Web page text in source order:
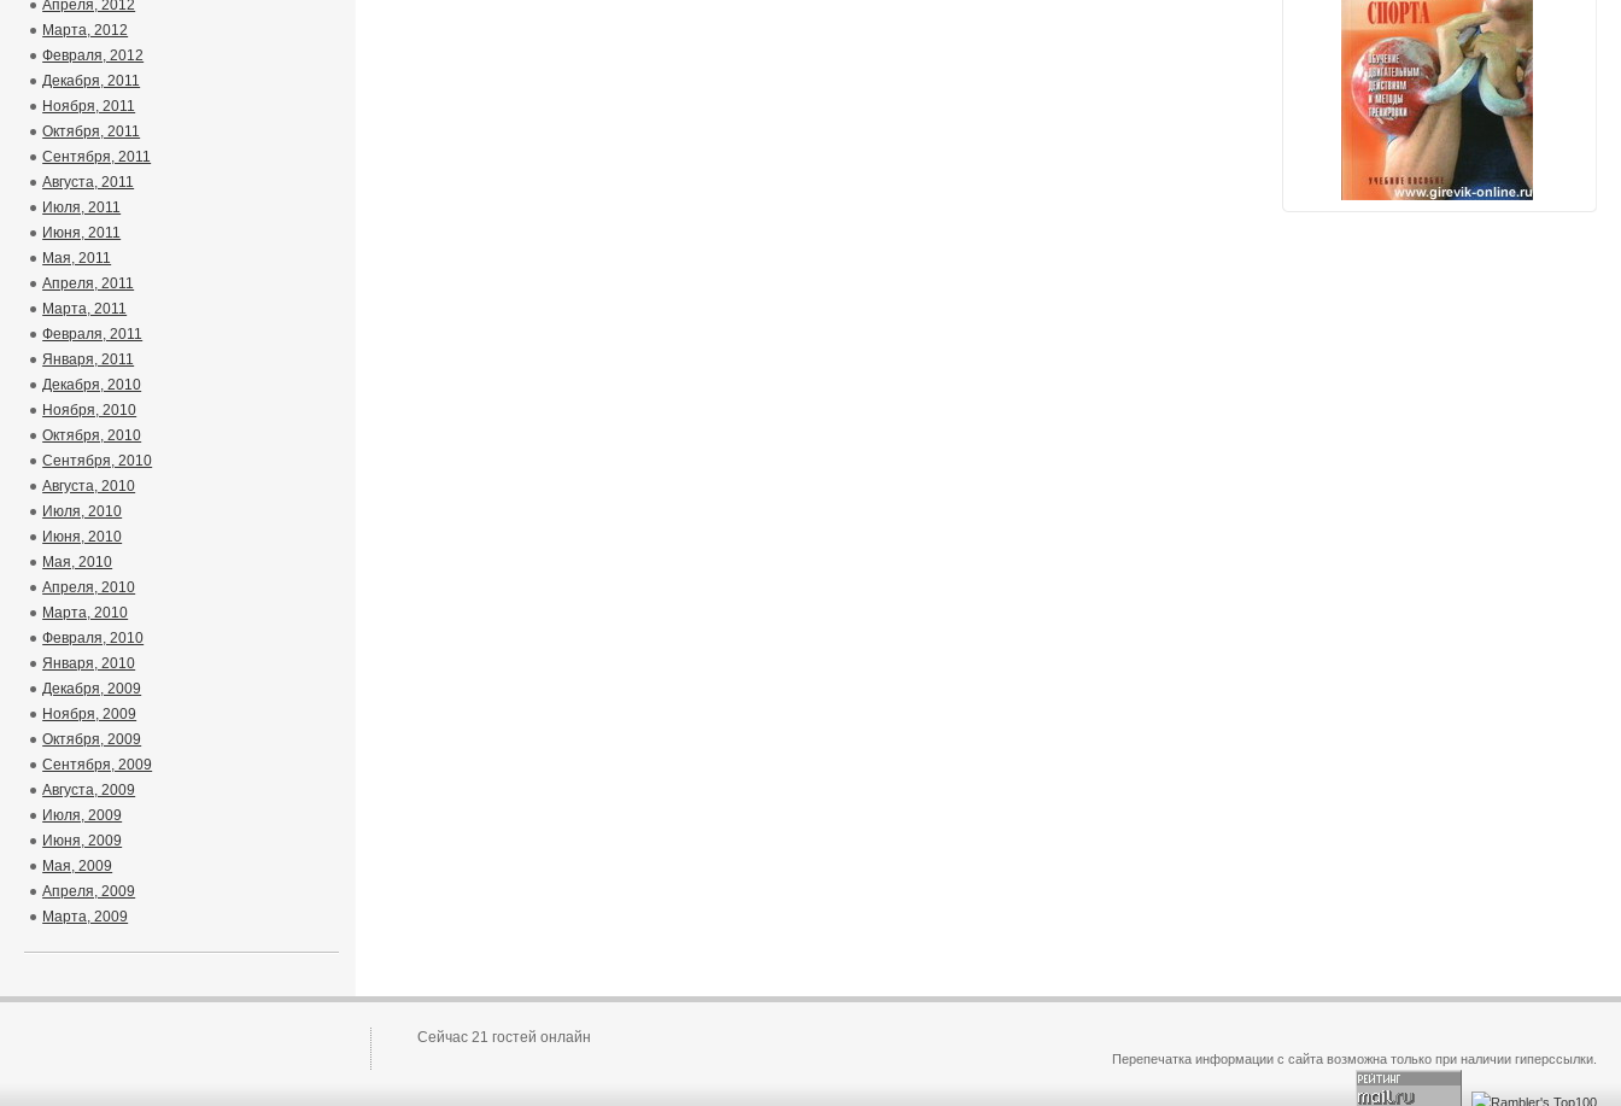
Апреля, 2012
Марта, 2012
Февраля, 2012
Декабря, 2011
Ноября, 2011
Октября, 2011
Сентября, 2011
Августа, 2011
Июля, 2011
Июня, 2011
Мая, 2011
Апреля, 2011
Марта, 2011
Февраля, 2011
Января, 2011
Декабря, 2010
Ноября, 2010
Октября, 2010
Сентября, 2010
Августа, 2010
Июля, 2010
Июня, 2010
Мая, 2010
Апреля, 2010
Марта, 2010
Февраля, 2010
Января, 2010
Декабря, 2009
Ноября, 2009
Октября, 2009
Сентября, 2009
Августа, 2009
Июля, 2009
Июня, 2009
Мая, 2009
Апреля, 2009
Марта, 2009
Сейчас 21 гостей онлайн
Перепечатка информации с сайта возможна только при наличии гиперссылки.